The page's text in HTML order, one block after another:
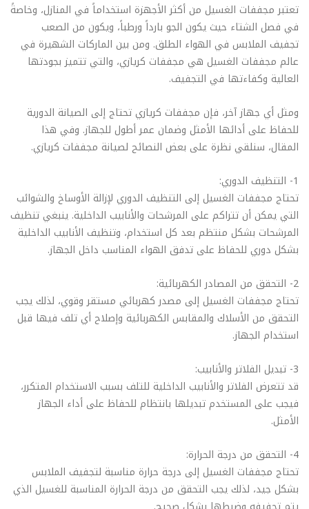
تعتبر مجففات الغسيل من أكثر الأجهزة استخداماً في المنازل، وخاصةً
في فصل الشتاء حيث يكون الجو بارداً ورطباً، ويكون من الصعب
تجفيف الملابس في الهواء الطلق. ومن بين الماركات الشهيرة في
عالم مجففات الغسيل هي مجففات كريازي، والتي تتميز بجودتها
العالية وكفاءتها في التجفيف.
ومثل أي جهاز آخر، فإن مجففات كريازي تحتاج إلى الصيانة الدورية
للحفاظ على أدائها الأمثل وضمان عمر أطول للجهاز. وفي هذا
المقال، سنلقي نظرة على بعض النصائح لصيانة مجففات كريازي.
1- التنظيف الدوري:
تحتاج مجففات الغسيل إلى التنظيف الدوري لإزالة الأوساخ والشوائب
التي يمكن أن تتراكم على المرشحات والأنابيب الداخلية. ينبغي تنظيف
المرشحات بشكل منتظم بعد كل استخدام، وتنظيف الأنابيب الداخلية
بشكل دوري للحفاظ على تدفق الهواء المناسب داخل الجهاز.
2- التحقق من المصادر الكهربائية:
تحتاج مجففات الغسيل إلى مصدر كهربائي مستقر وقوي، لذلك يجب
التحقق من الأسلاك والمقابس الكهربائية وإصلاح أي تلف فيها قبل
استخدام الجهاز.
3- تبديل الفلاتر والأنابيب:
قد تتعرض الفلاتر والأنابيب الداخلية للتلف بسبب الاستخدام المتكرر،
فيجب على المستخدم تبديلها بانتظام للحفاظ على أداء الجهاز
الأمثل.
4- التحقق من درجة الحرارة:
تحتاج مجففات الغسيل إلى درجة حرارة مناسبة لتجفيف الملابس
بشكل جيد، لذلك يجب التحقق من درجة الحرارة المناسبة للغسيل الذي